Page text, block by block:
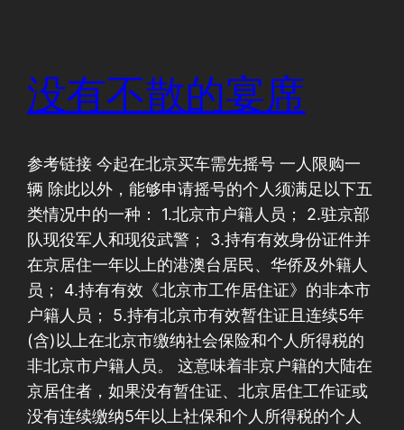
没有不散的宴席
参考链接 今起在北京买车需先摇号 一人限购一
辆 除此以外，能够申请摇号的个人须满足以下五
类情况中的一种： 1.北京市户籍人员； 2.驻京部
队现役军人和现役武警； 3.持有有效身份证件并
在京居住一年以上的港澳台居民、华侨及外籍人
员； 4.持有有效《北京市工作居住证》的非本市
户籍人员； 5.持有北京市有效暂住证且连续5年
(含)以上在北京市缴纳社会保险和个人所得税的
非北京市户籍人员。 这意味着非京户籍的大陆在
京居住者，如果没有暂住证、北京居住工作证或
没有连续缴纳5年以上社保和个人所得税的个人